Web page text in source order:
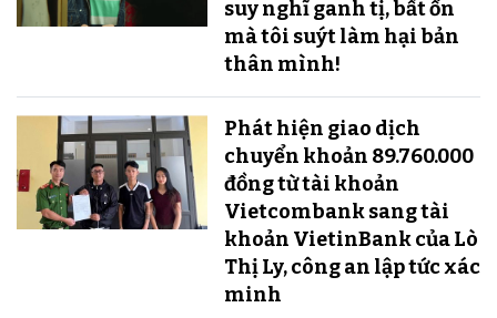
suy nghĩ ganh tị, bất ổn
mà tôi suýt làm hại bản
thân mình!
Phát hiện giao dịch
chuyển khoản 89.760.000
đồng từ tài khoản
Vietcombank sang tài
khoản VietinBank của Lò
Thị Ly, công an lập tức xác
minh